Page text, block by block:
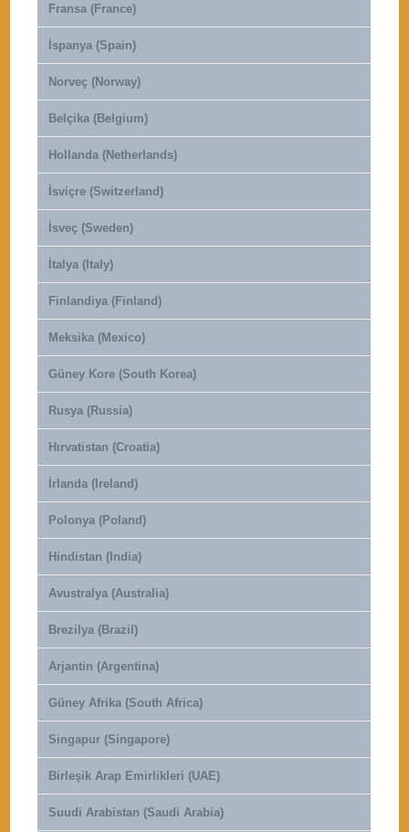
Fransa (France)
İspanya (Spain)
Norveç (Norway)
Belçika (Belgium)
Hollanda (Netherlands)
İsviçre (Switzerland)
İsveç (Sweden)
İtalya (Italy)
Finlandiya (Finland)
Meksika (Mexico)
Güney Kore (South Korea)
Rusya (Russia)
Hırvatistan (Croatia)
İrlanda (Ireland)
Polonya (Poland)
Hindistan (India)
Avustralya (Australia)
Brezilya (Brazil)
Arjantin (Argentina)
Güney Afrika (South Africa)
Singapur (Singapore)
Birleşik Arap Emirlikleri (UAE)
Suudi Arabistan (Saudi Arabia)